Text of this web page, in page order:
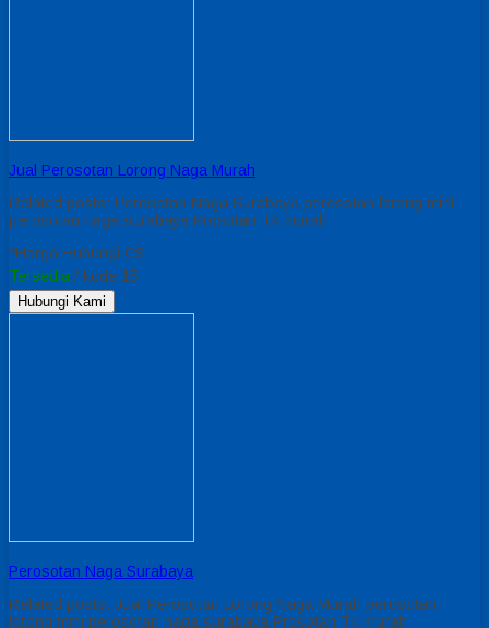
Jual Perosotan Lorong Naga Murah
Related posts: Perosotan Naga Surabaya perosotan lorong mini
perosotan naga surabaya Prosotan Tk murah
*Harga Hubungi CS
Tersedia / kode 15
Hubungi Kami
Perosotan Naga Surabaya
Related posts: Jual Perosotan Lorong Naga Murah perosotan
lorong mini perosotan naga surabaya Prosotan Tk murah